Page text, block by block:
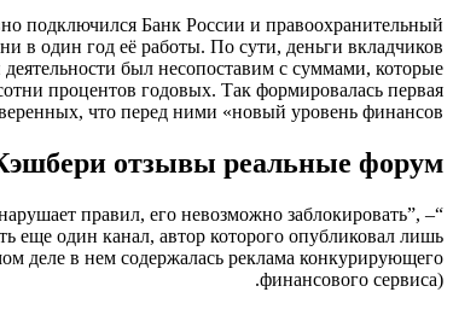
подключился Банк России и правоохранительный
в один год её работы. По сути, деньги вкладчиков
был несопоставим с суммами, которые
процентов годовых. Так формировалась первая
что перед ними «новый уровень финансов».
отзывы реальные форум
правил, его невозможно заблокировать”, –
еще один канал, автор которого опубликовал лишь
деле в нем содержалась реклама конкурирующего
финансового сервиса).